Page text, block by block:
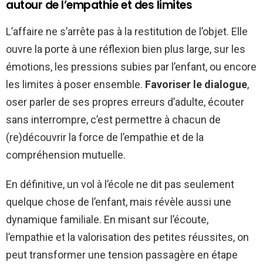
autour de l’empathie et des limites
L’affaire ne s’arrête pas à la restitution de l’objet. Elle
ouvre la porte à une réflexion bien plus large, sur les
émotions, les pressions subies par l’enfant, ou encore
les limites à poser ensemble. Favoriser le dialogue,
oser parler de ses propres erreurs d’adulte, écouter
sans interrompre, c’est permettre à chacun de
(re)découvrir la force de l’empathie et de la
compréhension mutuelle.
En définitive, un vol à l’école ne dit pas seulement
quelque chose de l’enfant, mais révèle aussi une
dynamique familiale. En misant sur l’écoute,
l’empathie et la valorisation des petites réussites, on
peut transformer une tension passagère en étape